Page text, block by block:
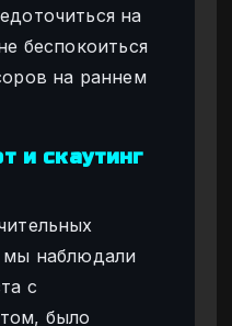
на
беспокоиться
на раннем
и скаутинг
мы наблюдали
с
было